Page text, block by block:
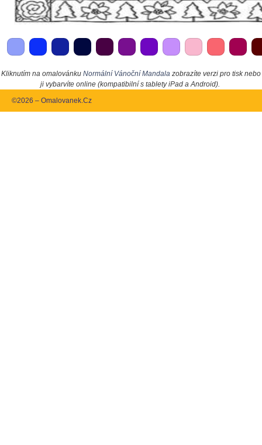
Kliknutím na omalovánku Normální Vánoční Mandala zobrazíte verzi pro tisk nebo
ji vybarvíte online (kompatibilní s tablety iPad a Android).
©2026 – Omalovanek.Cz